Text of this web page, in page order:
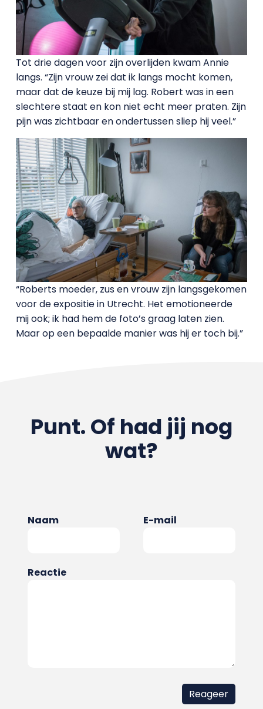
Tot drie dagen voor zijn overlijden kwam Annie
langs. “Zijn vrouw zei dat ik langs mocht komen,
maar dat de keuze bij mij lag. Robert was in een
slechtere staat en kon niet echt meer praten. Zijn
pijn was zichtbaar en ondertussen sliep hij veel.”
“Roberts moeder, zus en vrouw zijn langsgekomen
voor de expositie in Utrecht. Het emotioneerde
mij ook; ik had hem de foto’s graag laten zien.
Maar op een bepaalde manier was hij er toch bij.”
Punt. Of had jij nog
wat?
Naam E-mail
Reactie